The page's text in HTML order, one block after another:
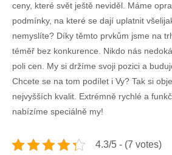
ceny, které svět ještě neviděl. Máme
podmínky, na které se dají uplatnit
nemyslíte? Díky těmto prvkům jsme na
téměř bez konkurence. Nikdo nás
poli cen. My si držíme svoji pozici a
Chcete se na tom podílet i Vy? Tak si
nejvyšších kvalit. Extrémně rychlé a
nabízíme speciálně my!
4.3/5 - (7 votes)